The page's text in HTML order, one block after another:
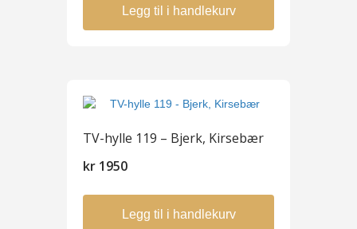
Legg til i handlekurv
TV-hylle 119 – Bjerk, Kirsebær
kr 1950
Legg til i handlekurv